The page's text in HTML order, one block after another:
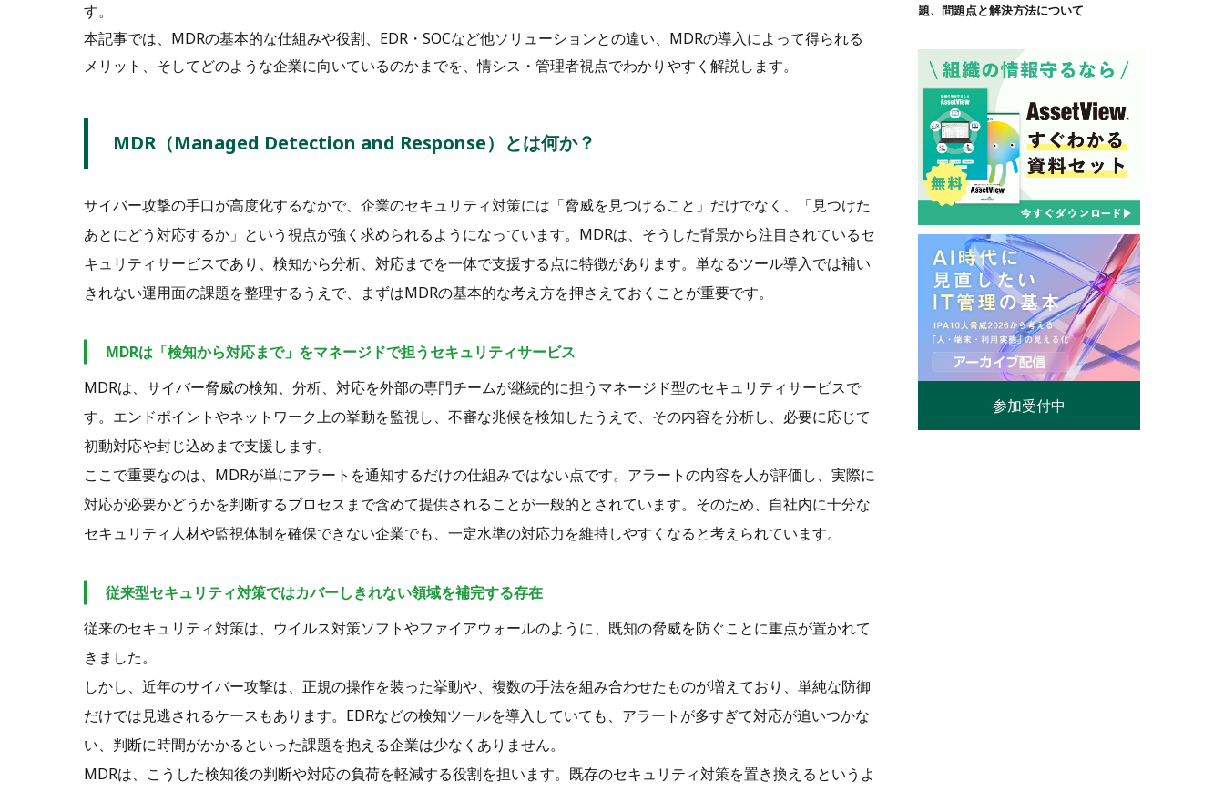
す。
本記事では、MDRの基本的な仕組みや役割、EDR・SOCなど他ソリューションとの違い、MDRの導入によって得られる
メリット、そしてどのような企業に向いているのかまでを、情シス・管理者視点でわかりやすく解説します。
MDR（Managed Detection and Response）とは何か？
サイバー攻撃の手口が高度化するなかで、企業のセキュリティ対策には「脅威を見つけること」だけでなく、「見つけた
あとにどう対応するか」という視点が強く求められるようになっています。MDRは、そうした背景から注目されているセ
キュリティサービスであり、検知から分析、対応までを一体で支援する点に特徴があります。単なるツール導入では補い
きれない運用面の課題を整理するうえで、まずはMDRの基本的な考え方を押さえておくことが重要です。
MDRは「検知から対応まで」をマネージドで担うセキュリティサービス
MDRは、サイバー脅威の検知、分析、対応を外部の専門チームが継続的に担うマネージド型のセキュリティサービスで
す。エンドポイントやネットワーク上の挙動を監視し、不審な兆候を検知したうえで、その内容を分析し、必要に応じて
初動対応や封じ込めまで支援します。
ここで重要なのは、MDRが単にアラートを通知するだけの仕組みではない点です。アラートの内容を人が評価し、実際に
対応が必要かどうかを判断するプロセスまで含めて提供されることが一般的とされています。そのため、自社内に十分な
セキュリティ人材や監視体制を確保できない企業でも、一定水準の対応力を維持しやすくなると考えられています。
従来型セキュリティ対策ではカバーしきれない領域を補完する存在
従来のセキュリティ対策は、ウイルス対策ソフトやファイアウォールのように、既知の脅威を防ぐことに重点が置かれて
きました。
しかし、近年のサイバー攻撃は、正規の操作を装った挙動や、複数の手法を組み合わせたものが増えており、単純な防御
だけでは見逃されるケースもあります。EDRなどの検知ツールを導入していても、アラートが多すぎて対応が追いつかな
い、判断に時間がかかるといった課題を抱える企業は少なくありません。
MDRは、こうした検知後の判断や対応の負荷を軽減する役割を担います。既存のセキュリティ対策を置き換えるというよ
題、問題点と解決方法について
参加受付中